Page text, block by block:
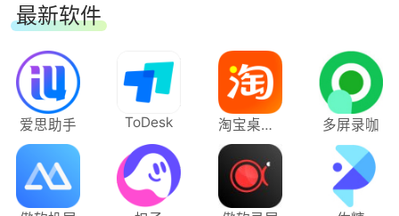
最新软件
爱思助手 ToDesk 淘宝桌面版 多屏录咖